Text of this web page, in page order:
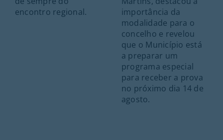
encontro regional.
importância da
modalidade para o
concelho e revelou
que o Município está
a preparar um
programa especial
para receber a prova
no próximo dia 14 de
agosto.